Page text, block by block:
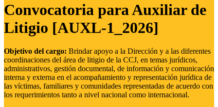
Convocatoria para Auxiliar de
Litigio [AUXL-1_2026]
Objetivo del cargo: Brindar apoyo a la Dirección y a las diferentes
coordinaciones del área de litigio de la CCJ, en temas jurídicos,
administrativos, gestión documental, de información y comunicación
interna y externa en el acompañamiento y representación jurídica de
las víctimas, familiares y comunidades representadas de acuerdo con
los requerimientos tanto a nivel nacional como internacional.